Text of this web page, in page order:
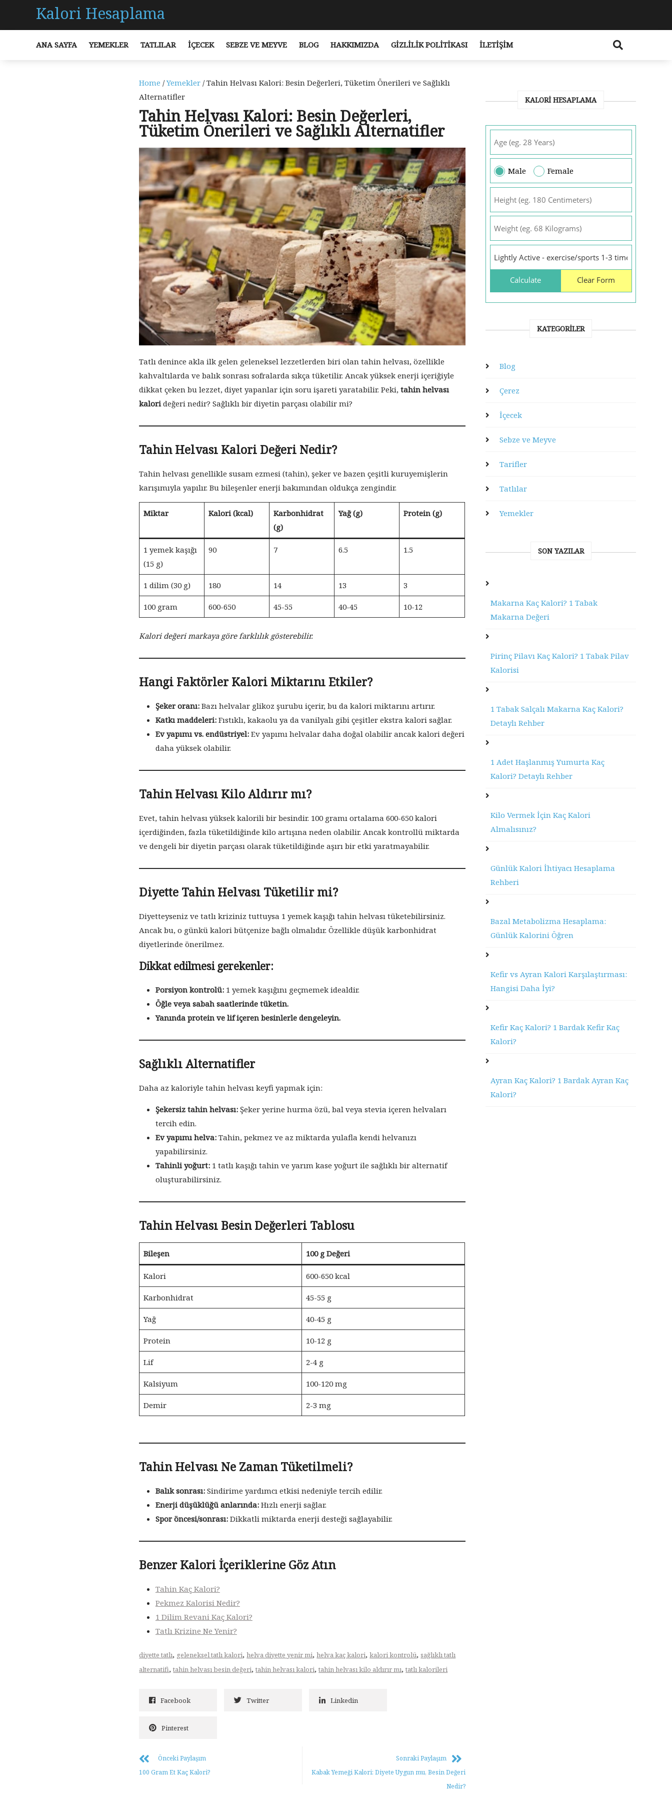
Kalori Hesaplama
ANA SAYFA YEMEKLER TATLILAR İÇECEK SEBZE VE MEYVE BLOG HAKKIMIZDA GIZLILIK POLITIKASI İLETIŞIM
Home /Yemekler / Tahin Helvası Kalori: Besin Değerleri, Tüketim Önerileri ve Sağlıklı
Alternatifler
Tahin Helvası Kalori: Besin Değerleri,
Tüketim Önerileri ve Sağlıklı Alternatifler
Tatlı denince akla ilk gelen geleneksel lezzetlerden biri olan tahin helvası, özellikle
kahvaltılarda ve balık sonrası sofralarda sıkça tüketilir. Ancak yüksek enerji içeriğiyle
dikkat çeken bu lezzet, diyet yapanlar için soru işareti yaratabilir. Peki,tahin helvası
kalori değeri nedir? Sağlıklı bir diyetin parçası olabilir mi?
Tahin Helvası Kalori Değeri Nedir?
Tahin helvası genellikle susam ezmesi (tahin), şeker ve bazen çeşitli kuruyemişlerin
karışımıyla yapılır. Bu bileşenler enerji bakımından oldukça zengindir.
Miktar Kalori (kcal)
Karbonhidrat
(g)
Yağ (g) Protein (g)
1 yemek kaşığı
(15 g)
90 7 6.5 1.5
1 dilim (30 g) 180 14 13 3
100 gram 600-650 45-55 40-45 10-12
Kalori değeri markaya göre farklılık gösterebilir.
Hangi Faktörler Kalori Miktarını Etkiler?
Şeker oranı:Bazı helvalar glikoz şurubu içerir, bu da kalori miktarını artırır.
Katkı maddeleri:Fıstıklı, kakaolu ya da vanilyalı gibi çeşitler ekstra kalori sağlar.
Ev yapımı vs. endüstriyel:Ev yapımı helvalar daha doğal olabilir ancak kalori değeri
daha yüksek olabilir.
Tahin Helvası Kilo Aldırır mı?
Evet, tahin helvası yüksek kalorili bir besindir. 100 gramı ortalama 600-650 kalori
içerdiğinden, fazla tüketildiğinde kilo artışına neden olabilir. Ancak kontrollü miktarda
ve dengeli bir diyetin parçası olarak tüketildiğinde aşırı bir etki yaratmayabilir.
Diyette Tahin Helvası Tüketilir mi?
Diyetteyseniz ve tatlı kriziniz tuttuysa 1 yemek kaşığı tahin helvası tüketebilirsiniz.
Ancak bu, o günkü kalori bütçenize bağlı olmalıdır. Özellikle düşük karbonhidrat
diyetlerinde önerilmez.
Dikkat edilmesi gerekenler:
Porsiyon kontrolü:1 yemek kaşığını geçmemek idealdir.
Öğle veya sabah saatlerinde tüketin.
Yanında protein ve lif içeren besinlerle dengeleyin.
Sağlıklı Alternatifler
Daha az kaloriyle tahin helvası keyfi yapmak için:
Şekersiz tahin helvası:Şeker yerine hurma özü, bal veya stevia içeren helvaları
tercih edin.
Ev yapımı helva:Tahin, pekmez ve az miktarda yulafla kendi helvanızı
yapabilirsiniz.
Tahinli yoğurt:1 tatlı kaşığı tahin ve yarım kase yoğurt ile sağlıklı bir alternatif
oluşturabilirsiniz.
Tahin Helvası Besin Değerleri Tablosu
Bileşen 100 g Değeri
Kalori 600-650 kcal
Karbonhidrat 45-55 g
Yağ 40-45 g
Protein 10-12 g
Lif 2-4 g
Kalsiyum 100-120 mg
Demir 2-3 mg
Tahin Helvası Ne Zaman Tüketilmeli?
Balık sonrası:Sindirime yardımcı etkisi nedeniyle tercih edilir.
Enerji düşüklüğü anlarında:Hızlı enerji sağlar.
Spor öncesi/sonrası:Dikkatli miktarda enerji desteği sağlayabilir.
Benzer Kalori İçeriklerine Göz Atın
Tahin Kaç Kalori?
Pekmez Kalorisi Nedir?
1 Dilim Revani Kaç Kalori?
Tatlı Krizine Ne Yenir?
diyette tatlı, geleneksel tatlı kalori,helva diyette yenir mi,helva kaç kalori,kalori kontrolü, sağlıklı tatlı
alternatifi,tahin helvası besin değeri,tahin helvası kalori,tahin helvası kilo aldırır mı,tatlı kalorileri
Facebook Twitter Linkedin
Pinterest
Önceki Paylaşım
100 Gram Et Kaç Kalori?
Sonraki Paylaşım
Kabak Yemeği Kalori: Diyete Uygun mu, Besin Değeri
Nedir?
KALORI HESAPLAMA
Male Female
KATEGORILER
Blog
Çerez
İçecek
Sebze ve Meyve
Tarifler
Tatlılar
Yemekler
SON YAZILAR
Makarna Kaç Kalori? 1 Tabak
Makarna Değeri
Pirinç Pilavı Kaç Kalori? 1 Tabak Pilav
Kalorisi
1 Tabak Salçalı Makarna Kaç Kalori?
Detaylı Rehber
1 Adet Haşlanmış Yumurta Kaç
Kalori? Detaylı Rehber
Kilo Vermek İçin Kaç Kalori
Almalısınız?
Günlük Kalori İhtiyacı Hesaplama
Rehberi
Bazal Metabolizma Hesaplama:
Günlük Kalorini Öğren
Kefir vs Ayran Kalori Karşılaştırması:
Hangisi Daha İyi?
Kefir Kaç Kalori? 1 Bardak Kefir Kaç
Kalori?
Ayran Kaç Kalori? 1 Bardak Ayran Kaç
Kalori?